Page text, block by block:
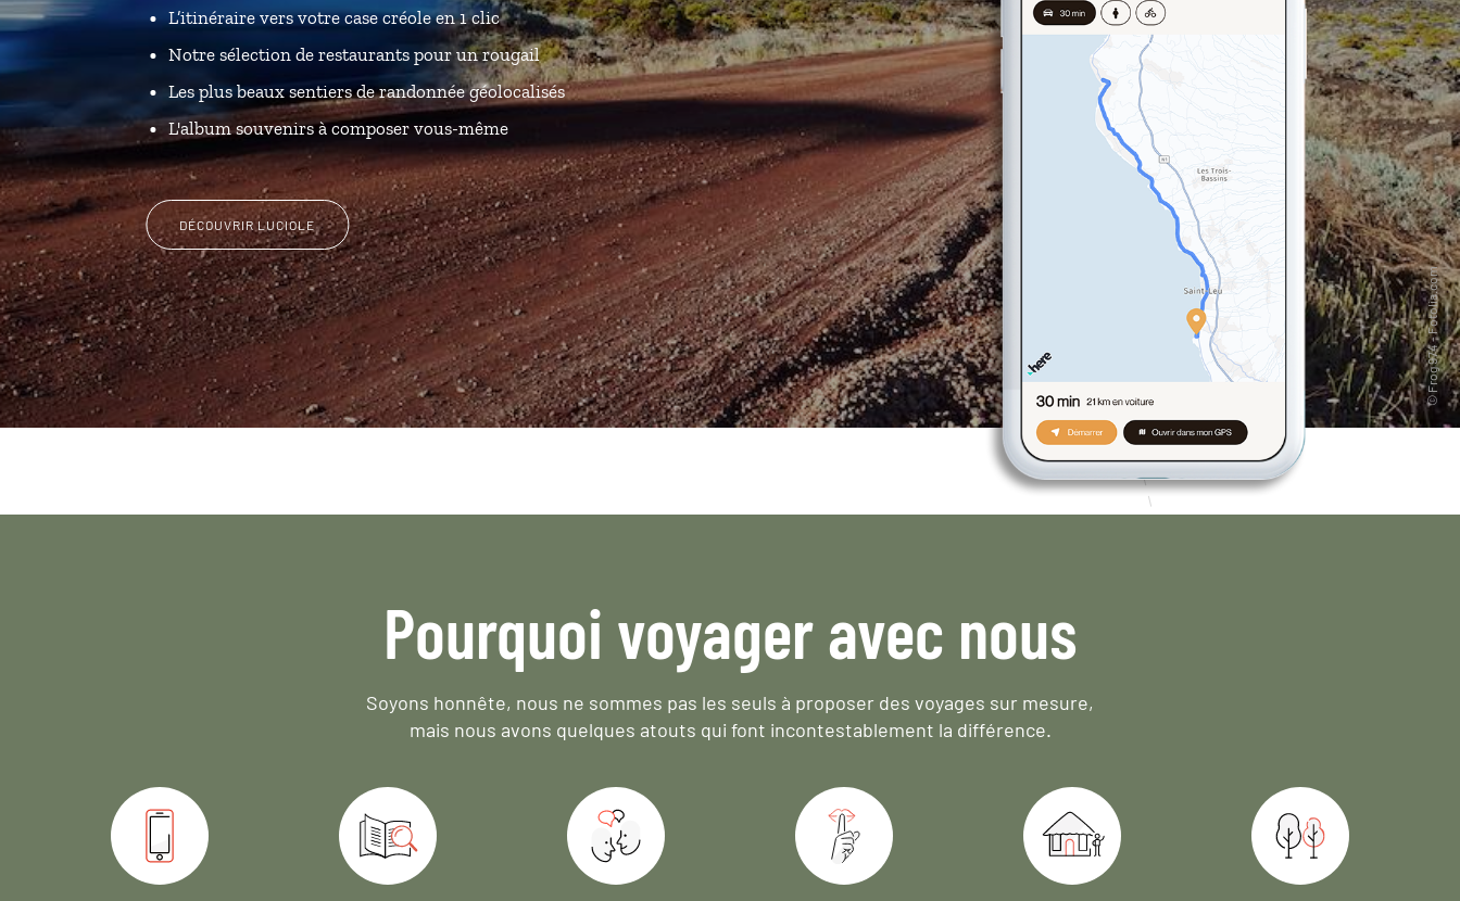
L’itinéraire vers votre case créole en 1 clic
Notre sélection de restaurants pour un rougail
Les plus beaux sentiers de randonnée géolocalisés
L'album souvenirs à composer vous-même
DÉCOUVRIR LUCIOLE
Pourquoi voyager avec nous
Soyons honnête, nous ne sommes pas les seuls à proposer des voyages sur mesure,
mais nous avons quelques atouts qui font incontestablement la différence.